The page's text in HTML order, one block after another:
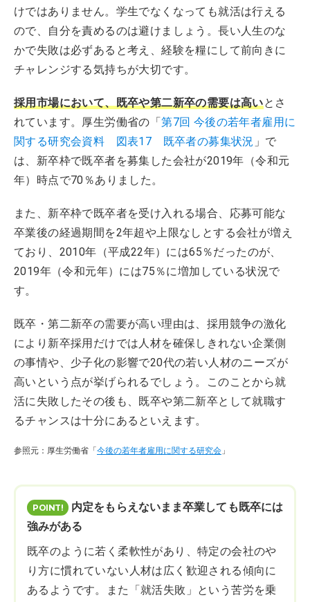
けではありません。学生でなくなっても就活は行える
ので、自分を責めるのは避けましょう。長い人生のな
かで失敗は必ずあると考え、経験を糧にして前向きに
チャレンジする気持ちが大切です。
採用市場において、既卒や第二新卒の需要は高いとさ
れています。厚生労働省の「第7回 今後の若年者雇用に
関する研究会資料 図表17 既卒者の募集状況 」で
は、新卒枠で既卒者を募集した会社が2019年（令和元
年）時点で70％ありました。
また、新卒枠で既卒者を受け入れる場合、応募可能な
卒業後の経過期間を2年超や上限なしとする会社が増え
ており、2010年（平成22年）には65％だったのが、
2019年（令和元年）には75％に増加している状況で
す。
既卒・第二新卒の需要が高い理由は、採用競争の激化
により新卒採用だけでは人材を確保しきれない企業側
の事情や、少子化の影響で20代の若い人材のニーズが
高いという点が挙げられるでしょう。このことから就
活に失敗したその後も、既卒や第二新卒として就職す
るチャンスは十分にあるといえます。
参照元：厚生労働省「 今後の若年者雇用に関する研究会 」
内定をもらえないまま卒業しても既卒には
強みがある
既卒のように若く柔軟性があり、特定の会社のや
り方に慣れていない人材は広く歓迎される傾向に
あるようです。また「就活失敗」という苦労を乗